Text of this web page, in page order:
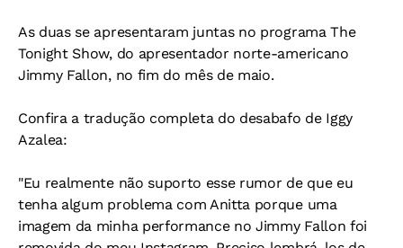
As duas se apresentaram juntas no programa The
Tonight Show, do apresentador norte-americano
Jimmy Fallon, no fim do mês de maio.
Confira a tradução completa do desabafo de Iggy
Azalea:
"Eu realmente não suporto esse rumor de que eu
tenha algum problema com Anitta porque uma
imagem da minha performance no Jimmy Fallon foi